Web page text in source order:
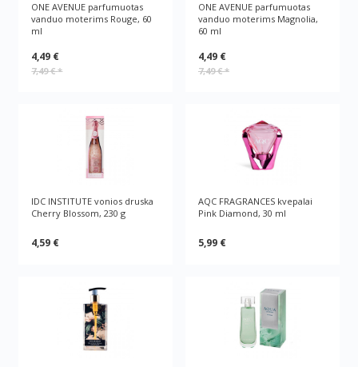
ONE AVENUE parfumuotas
vanduo moterims Rouge, 60
ml
4,49 €
7,49 €*
ONE AVENUE parfumuotas
vanduo moterims Magnolia,
60 ml
4,49 €
7,49 €*
IDC INSTITUTE vonios druska
Cherry Blossom, 230 g
4,59 €
AQC FRAGRANCES kvepalai
Pink Diamond, 30 ml
5,99 €